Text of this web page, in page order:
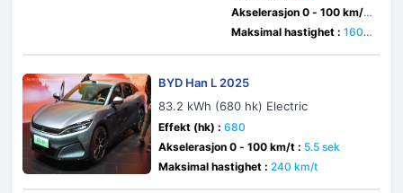
Akselerasjon 0 - 100 km/t
: sek
Maksimal hastighet : 160 k
BYD Han L 2025
83.2 kWh (680 hk) Electric
Effekt (hk) : 680
Akselerasjon 0 - 100 km/t : 5.5 sek
Maksimal hastighet : 240 km/t